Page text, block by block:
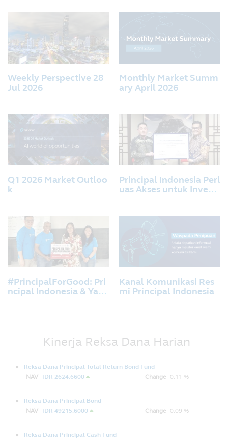
Weekly Perspective 28
Jul 2026
Monthly Market Summ
ary April 2026
Q1 2026 Market Outloo
k
Principal Indonesia Perl
uas Akses untuk Invest
eksa Dana dengan PT B
ank KEB Hana Indonesi
#PrincipalForGood: Pri
ncipal Indonesia & Yaya
Kanal Komunikasi Res
mi Principal Indonesia
Kinerja Reksa Dana Harian
Reksa Dana Principal Total Return Bond Fund
NAV
IDR 2624.6600 Change 0.11 %
Reksa Dana Principal Bond
NAV
IDR 49215.6000 Change 0.09 %
Reksa Dana Principal Cash Fund